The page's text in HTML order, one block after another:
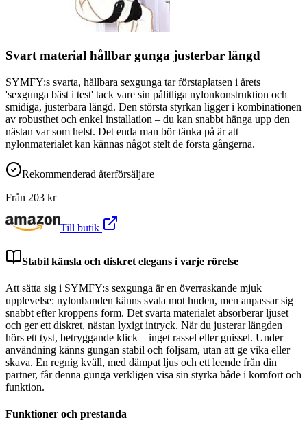
Svart material hållbar gunga justerbar längd
SYMFY:s svarta, hållbara sexgunga tar förstaplatsen i årets
'sexgunga bäst i test' tack vare sin pålitliga nylonkonstruktion och
smidiga, justerbara längd. Den största styrkan ligger i kombinationen
av robusthet och enkel installation – du kan snabbt hänga upp den
nästan var som helst. Det enda man bör tänka på är att
nylonmaterialet kan kännas något stelt de första gångerna.
Rekommenderad återförsäljare
Från 203 kr
Till butik
Stabil känsla och diskret elegans i varje rörelse
Att sätta sig i SYMFY:s sexgunga är en överraskande mjuk
upplevelse: nylonbanden känns svala mot huden, men anpassar sig
snabbt efter kroppens form. Det svarta materialet absorberar ljuset
och ger ett diskret, nästan lyxigt intryck. När du justerar längden
hörs ett tyst, betryggande klick – inget rassel eller gnissel. Under
användning känns gungan stabil och följsam, utan att ge vika eller
skava. En regnig kväll, med dämpat ljus och ett leende från din
partner, får denna gunga verkligen visa sin styrka både i komfort och
funktion.
Funktioner och prestanda